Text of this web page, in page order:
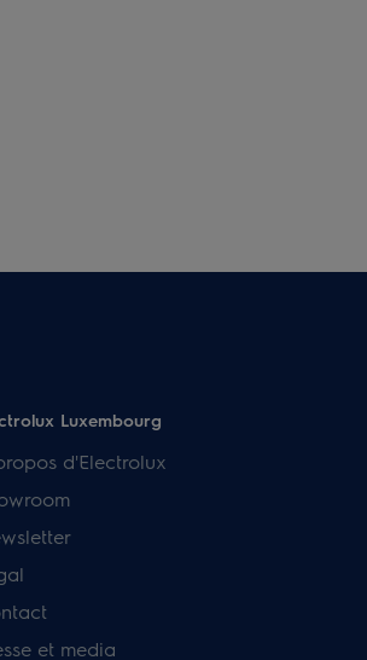
Luxembourg
d'Electrolux
et media